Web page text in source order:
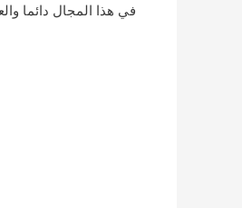
في هذا المجال دائما